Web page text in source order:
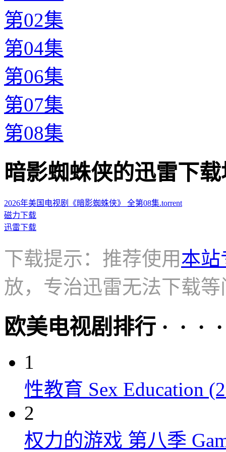
第02集
第04集
第06集
第07集
第08集
暗影蜘蛛侠的迅雷下载
2026年美国电视剧《暗影蜘蛛侠》 全第08集.torrent
磁力下载
迅雷下载
下载提示：推荐使用本站
放，专治迅雷无法下载等
欧美电视剧排行 · · ·
1
性教育 Sex Education
2
权力的游戏 第八季